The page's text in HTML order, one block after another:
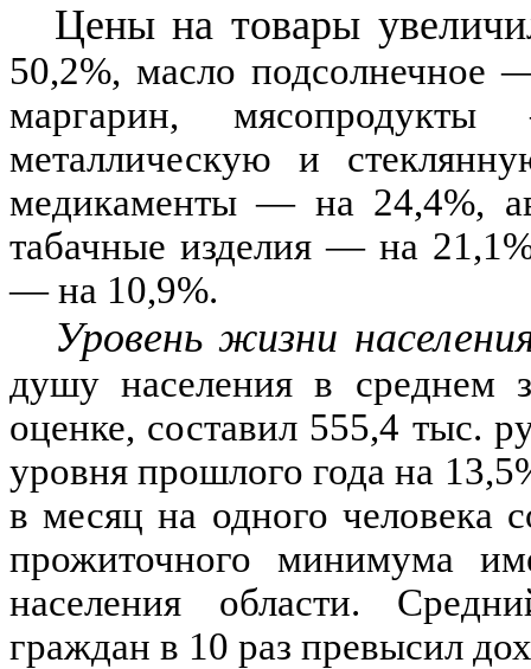
Цены на товары
50,2%, масло подсолнечное
маргарин, мясопродукты
металлическую и
медикаменты — на 24,4%,
табачные изделия — на
— на 10,9%.
Уровень жизни
душу населения в среднем
оценке, составил 555,4 тыс.
уровня прошлого года на 13,5
в месяц на одного человека
прожиточного минимума
населения области.
граждан в 10 раз превысил